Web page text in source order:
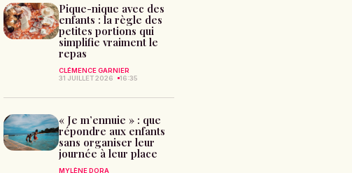
Pique-nique avec des
enfants : la règle des
petites portions qui
simplifie vraiment le
repas
CLÉMENCE GARNIER
31 JUILLET 2026
16:35
« Je m’ennuie » : que
répondre aux enfants
sans organiser leur
journée à leur place
MYLÈNE DORA